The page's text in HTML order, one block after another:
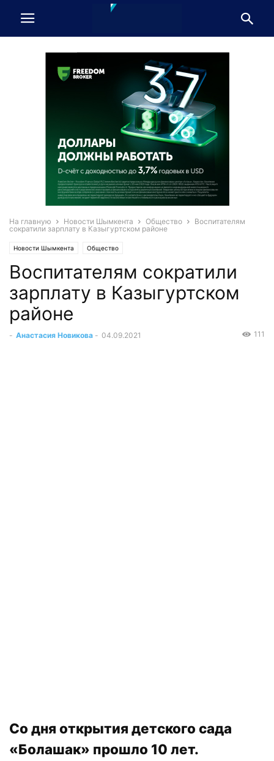
На главную Новости Шымкента Общество
Воспитателям
сократили зарплату в Казыгуртском районе
Новости Шымкента Общество
Воспитателям сократили
зарплату в Казыгуртском
районе
- Анастасия Новикова - 04.09.2021 111
Со дня открытия детского сада
«Болашак» прошло 10 лет.